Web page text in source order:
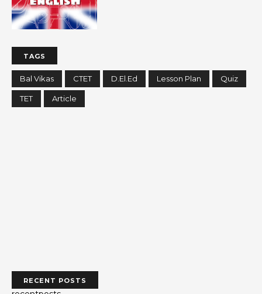
TAGS
Bal Vikas CTET D.El.Ed Lesson Plan Quiz
TET Article
RECENT POSTS